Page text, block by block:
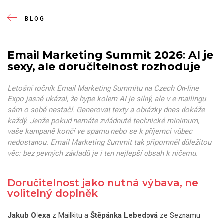
BLOG
Email Marketing Summit 2026: AI je
sexy, ale doručitelnost rozhoduje
Letošní ročník Email Marketing Summitu na Czech On-line
Expo jasně ukázal, že hype kolem AI je silný, ale v e-mailingu
sám o sobě nestačí. Generovat texty a obrázky dnes dokáže
každý. Jenže pokud nemáte zvládnuté technické minimum,
vaše kampaně končí ve spamu nebo se k příjemci vůbec
nedostanou. Email Marketing Summit tak připomněl důležitou
věc: bez pevných základů je i ten nejlepší obsah k ničemu.
Doručitelnost jako nutná výbava, ne
volitelný doplněk
Jakub Olexa z Mailkitu a Štěpánka Lebedová ze Seznamu